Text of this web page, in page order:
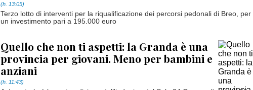
(h. 13:05)
Terzo lotto di interventi per la riqualificazione dei percorsi pedonali di Breo, per
un investimento pari a 195.000 euro
Quello che non ti aspetti: la Granda è una
provincia per giovani. Meno per bambini e
anziani
(h. 11:43)